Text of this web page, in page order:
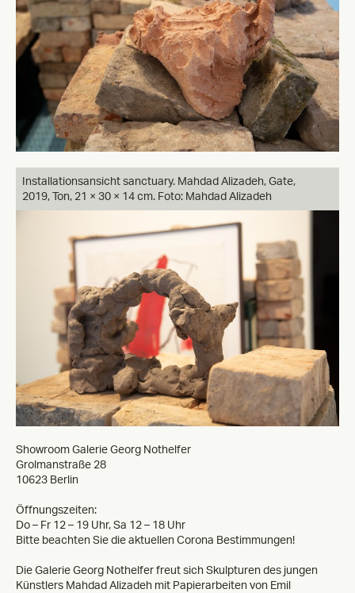
Installationsansicht sanctuary. Mahdad Alizadeh, Gate,
2019, Ton, 21 × 30 × 14 cm. Foto: Mahdad Alizadeh
Showroom Galerie Georg Nothelfer
Grolmanstraße 28
10623 Berlin
Öffnungszeiten:
Do – Fr 12 – 19 Uhr, Sa 12 – 18 Uhr
Bitte beachten Sie die aktuellen Corona Bestimmungen!
Die Galerie Georg Nothelfer freut sich Skulpturen des jungen
Künstlers Mahdad Alizadeh mit Papierarbeiten von Emil